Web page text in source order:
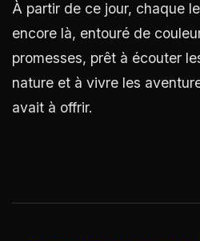
À partir de ce jour, chaque
encore là, entouré de
promesses, prêt à écouter
nature et à vivre les
avait à offrir.